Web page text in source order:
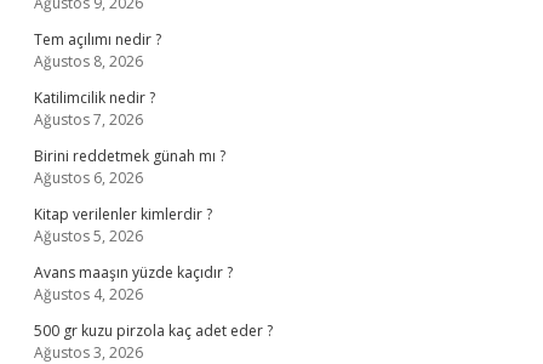
Tem açılımı nedir ?
Ağustos 8, 2026
Katilimcilik nedir ?
Ağustos 7, 2026
Birini reddetmek günah mı ?
Ağustos 6, 2026
Kitap verilenler kimlerdir ?
Ağustos 5, 2026
Avans maaşın yüzde kaçıdır ?
Ağustos 4, 2026
500 gr kuzu pirzola kaç adet eder ?
Ağustos 3, 2026